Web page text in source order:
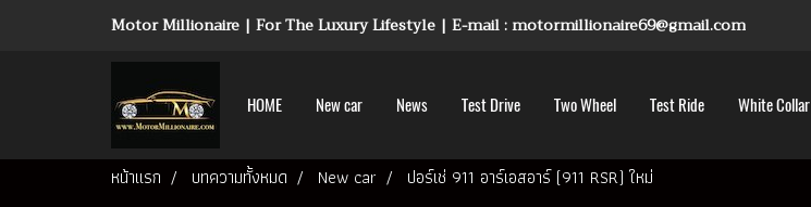
Motor Millionaire | For The Luxury Lifestyle | E-mail : motormillionaire69@gmail.com
HOME New car News Test Drive Two Wheel Test Ride White Collar
หน้าแรก บทความทั้งหมด New car ปอร์เช่ 911 อาร์เอสอาร์ (911 RSR) ใหม่